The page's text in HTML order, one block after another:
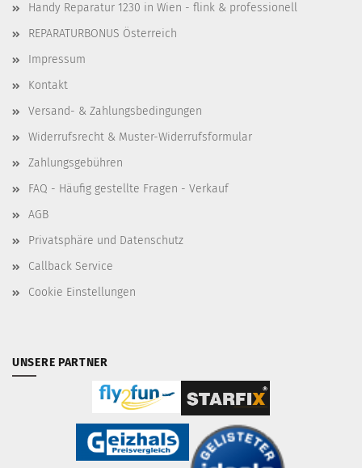
Handy Reparatur 1230 in Wien - flink & professionell
REPARATURBONUS Österreich
Impressum
Kontakt
Versand- & Zahlungsbedingungen
Widerrufsrecht & Muster-Widerrufsformular
Zahlungsgebühren
FAQ - Häufig gestellte Fragen - Verkauf
AGB
Privatsphäre und Datenschutz
Callback Service
Cookie Einstellungen
UNSERE PARTNER